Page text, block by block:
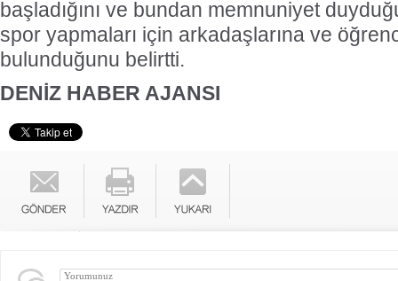
başladığını ve bundan memnuniyet
spor yapmaları için arkadaşlarına ve
bulunduğunu belirtti.
DENİZ HABER AJANSI